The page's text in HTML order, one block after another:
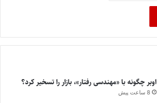
اوبر چگونه با «مهندسی رفتار»، بازار را تسخیر کرد؟
8 ساعت پیش